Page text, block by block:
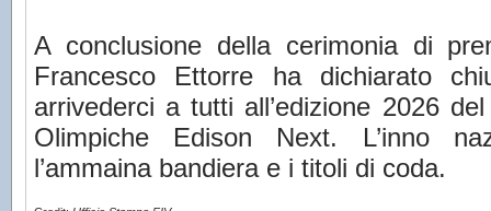
A conclusione della cerimonia di
Francesco Ettorre ha dichiarato
arrivederci a tutti all’edizione 2026
Olimpiche Edison Next. L’inno
l’ammaina bandiera e i titoli di coda.